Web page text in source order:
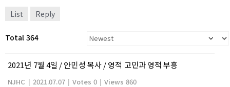
List
Reply
Total 364
2021년 7월 4일 / 안민성 목사 / 영적 고민과 영적 부흥
NJHC | 2021.07.07 | Votes 0 | Views 860